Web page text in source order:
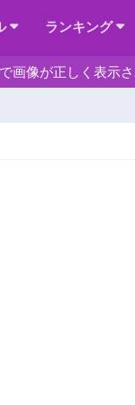
ランキング
画像が正しく表示